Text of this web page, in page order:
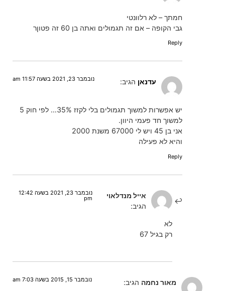
חמתך – לא רלוונטי
גבי הקופה – אם זה תגמולים ואתה בן 60 זה פטוןר
Reply
עדנאן הגיב: נובמבר 23, 2021 בשעה 11:57 am
יש אפשרות למשוך תגמולים בלי לקזז 35%… לפי חוק 5
למשוך חד פעמי היוון.
אני בן 45 ויש לי 67000 משנת 2000
והיא לא פעילה
Reply
אייל מנדלאוי
הגיב:
נובמבר 23, 2021 בשעה 12:42
pm
לא
רק בגיל 67
מאור נחמה הגיב: נובמבר 15, 2015 בשעה 7:03 am